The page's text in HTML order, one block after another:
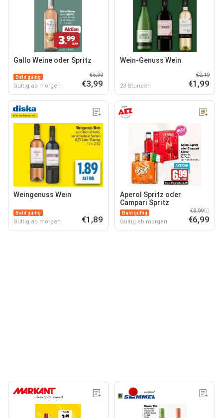
Gallo Weine oder Spritz
Bald gültig
Gültig ab morgen
€5,99
€3,99
Wein-Genuss Wein
23 Stunden
€2,19
€1,99
Weingenuss Wein
Bald gültig
Gültig ab morgen €1,89
Aperol Spritz oder
Campari Spritz
Bald gültig
Gültig ab morgen
€8,99
€6,99